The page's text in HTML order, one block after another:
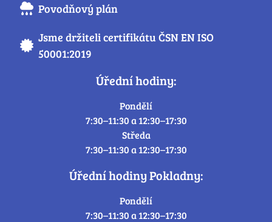
Povodňový plán
Jsme držiteli certifikátu ČSN EN ISO
50001:2019
Úřední hodiny:
Pondělí
7:30–11:30 a 12:30–17:30
Středa
7:30–11:30 a 12:30–17:30
Úřední hodiny Pokladny:
Pondělí
7:30–11:30 a 12:30–17:30